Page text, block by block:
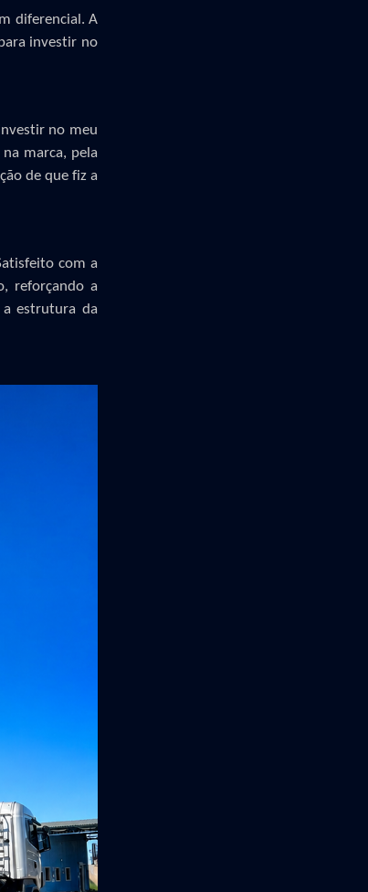
diferencial. A
investir no
no meu
marca, pela
de que fiz a
com a
reforçando a
estrutura da